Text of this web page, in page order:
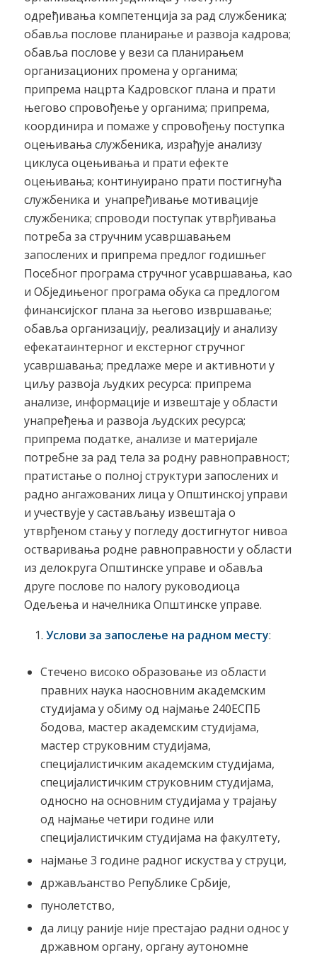
одређивања компетенција за рад службеника;
обавља послове планирање и развоја кадрова;
обавља послове у вези са планирањем
организационих промена у органима;
припрема нацрта Кадровског плана и прати
његово спровођење у органима; припрема,
координира и помаже у спровођењу поступка
оцењивања службеника, израђује анализу
циклуса оцењивања и прати ефекте
оцењивања; континуирано прати постигнућа
службеника и унапређивање мотивације
службеника; спроводи поступак утврђивања
потреба за стручним усавршавањем
запослених и припрема предлог годишњег
Посебног програма стручног усавршавања, као
и Обједињеног програма обука са предлогом
финансијског плана за његово извршавање;
обавља организацију, реализацију и анализу
ефекатаинтерног и екстерног стручног
усавршавања; предлаже мере и активноти у
циљу развоја људких ресурса: припрема
анализе, информације и извештаје у области
унапређења и развоја људских ресурса;
припрема податке, анализе и материјале
потребне за рад тела за родну равноправност;
пратистање о полној структури запослених и
радно ангажованих лица у Општинској управи
и учествује у састављању извештаја о
утврђеном стању у погледу достигнутог нивоа
остваривања родне равноправности у области
из делокруга Општинске управе и обавља
друге послове по налогу руководиоца
Одељења и начелника Општинске управе.
Услови за запослење на радном месту:
Стечено високо образовање из области
правних наука наосновним академским
студијама у обиму од најмање 240ЕСПБ
бодова, мастер академским студијама,
мастер струковним студијама,
специјалистичким академским студијама,
специјалистичким струковним студијама,
односно на основним студијама у трајању
од најмање четири године или
специјалистичким студијама на факултету,
најмање 3 године радног искуства у струци,
држављанство Републике Србије,
пунолетство,
да лицу раније није престајао радни однос у
државном органу, органу аутономне